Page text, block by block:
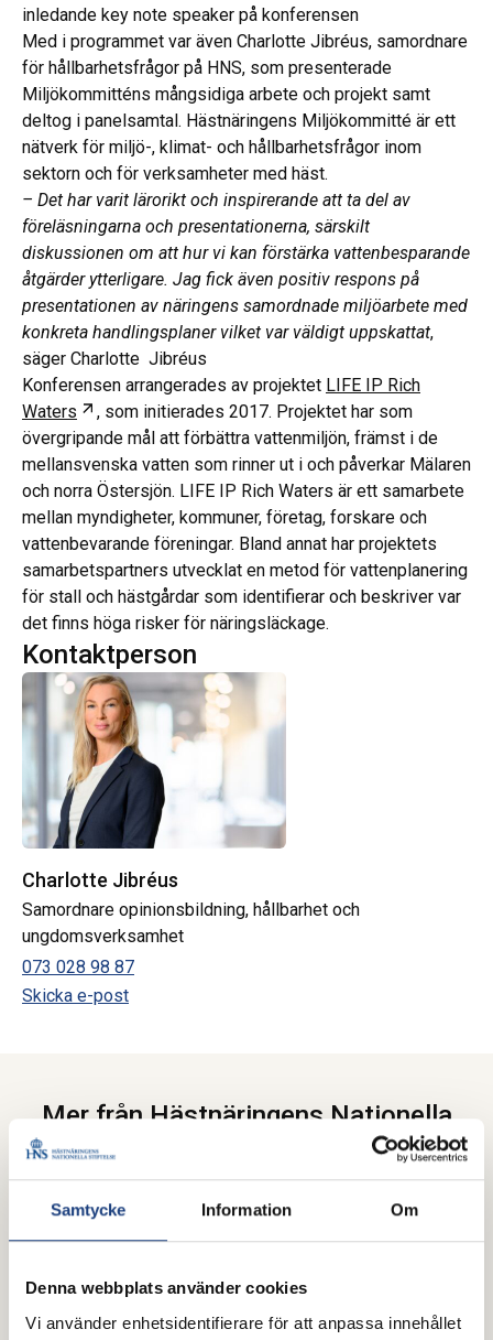
Samtycke Information Om
Denna webbplats använder cookies
Vi använder enhetsidentifierare för att anpassa innehållet
inledande key note speaker på konferensen
Med i programmet var även Charlotte Jibréus, samordnare
för hållbarhetsfrågor på HNS, som presenterade
Miljökommitténs mångsidiga arbete och projekt samt
deltog i panelsamtal. Hästnäringens Miljökommitté är ett
nätverk för miljö-, klimat- och hållbarhetsfrågor inom
sektorn och för verksamheter med häst.
– Det har varit lärorikt och inspirerande att ta del av
föreläsningarna och presentationerna, särskilt
diskussionen om att hur vi kan förstärka vattenbesparande
åtgärder ytterligare. Jag fick även positiv respons på
presentationen av näringens samordnade miljöarbete med
konkreta handlingsplaner vilket var väldigt uppskattat,
säger Charlotte Jibréus
Konferensen arrangerades av projektet LIFE IP Rich
Waters
Öppnas i ny flik
, som initierades 2017. Projektet har som
övergripande mål att förbättra vattenmiljön, främst i de
mellansvenska vatten som rinner ut i och påverkar Mälaren
och norra Östersjön. LIFE IP Rich Waters är ett samarbete
mellan myndigheter, kommuner, företag, forskare och
vattenbevarande föreningar. Bland annat har projektets
samarbetspartners utvecklat en metod för vattenplanering
för stall och hästgårdar som identifierar och beskriver var
det finns höga risker för näringsläckage.
Kontaktperson
Charlotte Jibréus
Samordnare opinionsbildning, hållbarhet och
ungdomsverksamhet
073 028 98 87
Skicka e-post
Mer från Hästnäringens Nationella